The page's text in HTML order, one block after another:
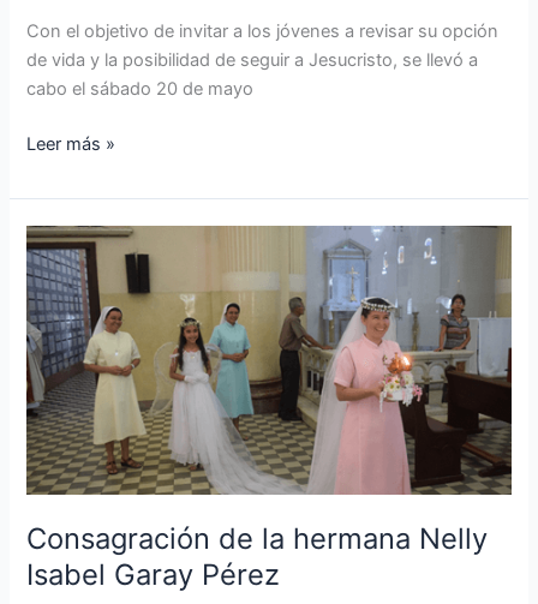
Con el objetivo de invitar a los jóvenes a revisar su opción
de vida y la posibilidad de seguir a Jesucristo, se llevó a
cabo el sábado 20 de mayo
Leer más »
Consagración de la hermana Nelly
Isabel Garay Pérez
Consagración
de
la
hermana
Nelly
Isabel
Garay
Pérez